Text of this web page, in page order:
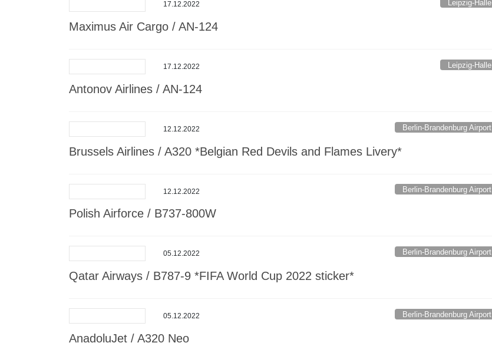
17.12.2022 Leipzig-Halle
Maximus Air Cargo / AN-124
17.12.2022 Leipzig-Halle
Antonov Airlines / AN-124
12.12.2022 Berlin-Brandenburg Airport
Brussels Airlines / A320 *Belgian Red Devils and Flames Livery*
12.12.2022 Berlin-Brandenburg Airport
Polish Airforce / B737-800W
05.12.2022 Berlin-Brandenburg Airport
Qatar Airways / B787-9 *FIFA World Cup 2022 sticker*
05.12.2022 Berlin-Brandenburg Airport
AnadoluJet / A320 Neo